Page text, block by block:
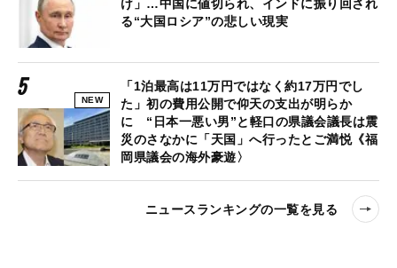
け」…中国に値切られ、インドに振り回され
る“大国ロシア”の悲しい現実
NEW
「1泊最高は11万円ではなく約17万円でし
た」初の費用公開で仰天の支出が明らか
に “日本一悪い男”と軽口の県議会議長は震
災のさなかに「天国」へ行ったとご満悦《福
岡県議会の海外豪遊〉
ニュースランキングの一覧を見る